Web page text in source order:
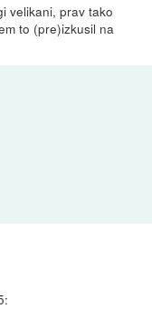
velikani, prav tako
to (pre)izkusil na